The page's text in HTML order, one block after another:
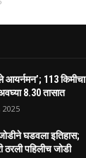
आयर्नमन’; 113 किमीचा
8.30 तासात
घडवला इतिहास;
ठरली पहिलीच जोडी